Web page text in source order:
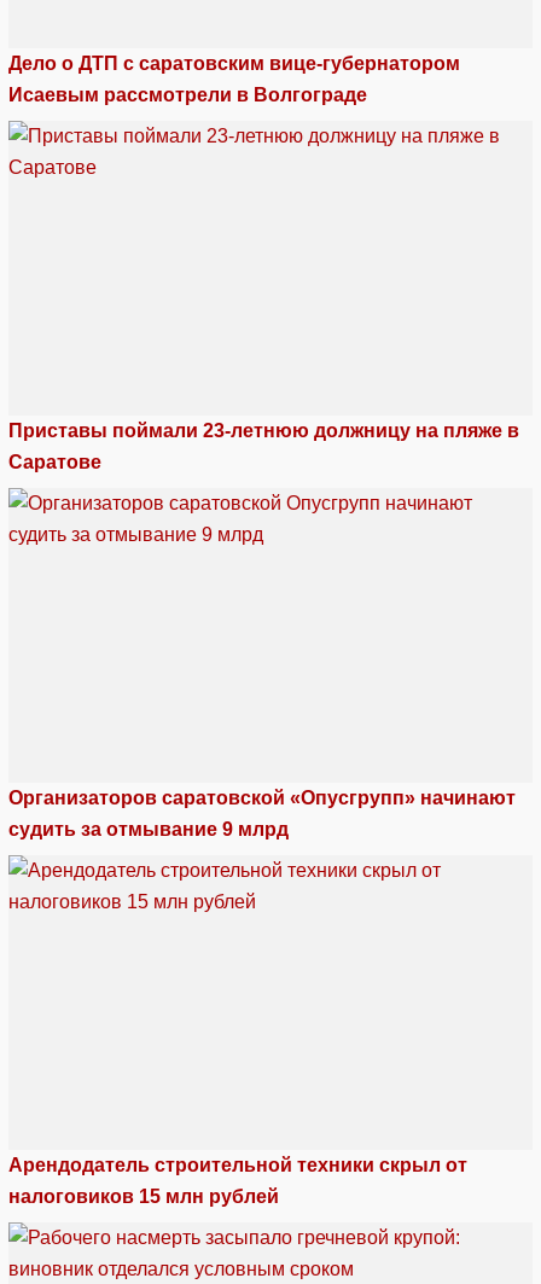
Дело о ДТП с саратовским вице-губернатором
Исаевым рассмотрели в Волгограде
Приставы поймали 23-летнюю должницу на пляже в
Саратове
Организаторов саратовской «Опусгрупп» начинают
судить за отмывание 9 млрд
Арендодатель строительной техники скрыл от
налоговиков 15 млн рублей